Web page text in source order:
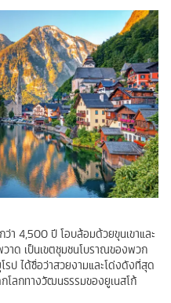
า 4,500 ปี โอบล้อมด้วยขุนเขาและ
าด เป็นเขตชุมชนโบราณของพวก
รป ได้ชื่อว่าสวยงามและโด่งดังที่สุด
โลกทางวัฒนธรรมของยูเนสโก้